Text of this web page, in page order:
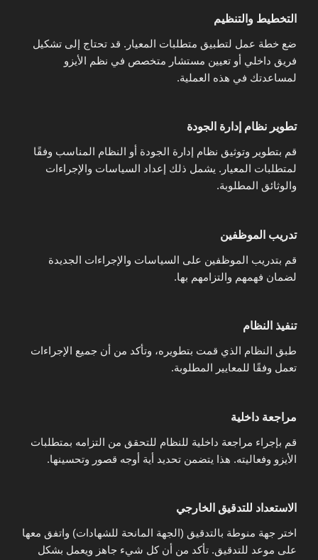
التخطيط والتنظيم
ضع خطة عمل لتطبيق متطلبات المعيار. قد تحتاج إلى تشكيل
فريق داخلي أو تعيين مستشار متخصص في نظم الأيزو
لمساعدتك في هذه العملية.
تطوير نظام إدارة الجودة
قم بتطوير وتوثيق نظام إدارة الجودة أو النظام المناسب وفقًا
لمتطلبات المعيار. يشمل ذلك إعداد السياسات والإجراءات
والوثائق المطلوبة.
تدريب الموظفين
قم بتدريب الموظفين على السياسات والإجراءات الجديدة
لضمان فهمهم والتزامهم بها.
تنفيذ النظام
طبق النظام الذي قمت بتطويره، وتأكد من أن جميع الإجراءات
تعمل وفقًا للمعايير المطلوبة.
مراجعة داخلية
قم بإجراء مراجعة داخلية للنظام للتحقق من التزامه بمتطلبات
الأيزو وفعاليته. هذا يتضمن تحديد أية أوجه قصور وتحسينها.
الاستعداد للتدقيق الخارجي
اختر جهة منوطة بالتدقيق (الجهة المانحة للشهادات) واتفق معها
على موعد للتدقيق. تأكد من أن كل شيء جاهز ويعمل بشكل